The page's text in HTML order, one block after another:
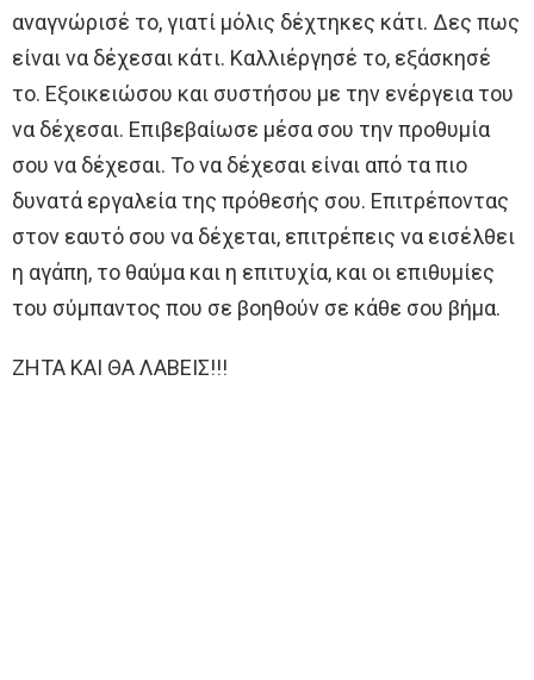
αναγνώρισέ το, γιατί μόλις δέχτηκες κάτι. Δες πως
είναι να δέχεσαι κάτι. Καλλιέργησέ το, εξάσκησέ
το. Εξοικειώσου και συστήσου με την ενέργεια του
να δέχεσαι. Επιβεβαίωσε μέσα σου την προθυμία
σου να δέχεσαι. Το να δέχεσαι είναι από τα πιο
δυνατά εργαλεία της πρόθεσής σου. Επιτρέποντας
στον εαυτό σου να δέχεται, επιτρέπεις να εισέλθει
η αγάπη, το θαύμα και η επιτυχία, και οι επιθυμίες
του σύμπαντος που σε βοηθούν σε κάθε σου βήμα.
ΖΗΤΑ ΚΑΙ ΘΑ ΛΑΒΕΙΣ!!!